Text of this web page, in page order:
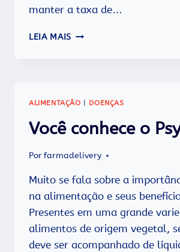
manter a taxa de…
LEIA MAIS 5
DA
NAS
FÉRIAS
FINAL
ANO
ALIMENTAÇÃO DOENÇAS
Você conhece o
Porfarmadelivery
Muito se fala sobre a
na alimentação e seus
Presentes em uma grande
alimentos de origem vegetal,
deve ser acompanhado de